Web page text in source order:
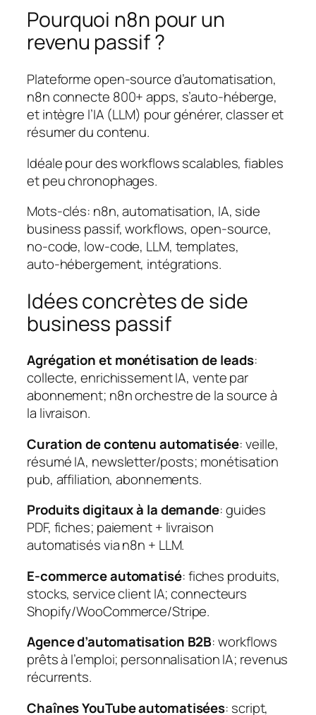
Pourquoi n8n pour un
revenu passif ?
Plateforme open‑source d’automatisation,
n8n connecte 800+ apps, s’auto‑héberge,
et intègre l’IA (LLM) pour générer, classer et
résumer du contenu.
Idéale pour des workflows scalables, fiables
et peu chronophages.
Mots‑clés: n8n, automatisation, IA, side
business passif, workflows, open‑source,
no‑code, low‑code, LLM, templates,
auto‑hébergement, intégrations.
Idées concrètes de side
business passif
Agrégation et monétisation de leads:
collecte, enrichissement IA, vente par
abonnement; n8n orchestre de la source à
la livraison.
Curation de contenu automatisée: veille,
résumé IA, newsletter/posts; monétisation
pub, affiliation, abonnements.
Produits digitaux à la demande: guides
PDF, fiches; paiement + livraison
automatisés via n8n + LLM.
E‑commerce automatisé: fiches produits,
stocks, service client IA; connecteurs
Shopify/WooCommerce/Stripe.
Agence d’automatisation B2B: workflows
prêts à l’emploi; personnalisation IA; revenus
récurrents.
Chaînes YouTube automatisées: script,